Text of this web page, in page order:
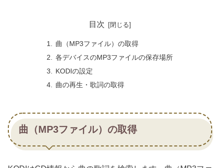
目次
曲（MP3ファイル）の取得
各デバイスのMP3ファイルの保存場所
KODIの設定
曲の再生・歌詞の取得
曲（MP3ファイル）の取得